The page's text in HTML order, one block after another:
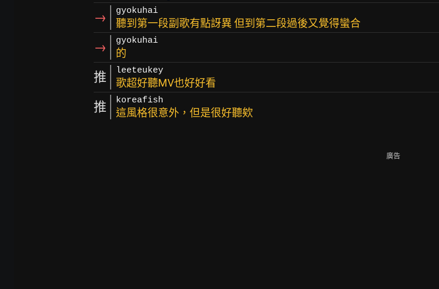
→ gyokuhai
聽到第一段副歌有點訝異 但到第二段過後又覺得蠻合
→ gyokuhai
的
推 leeteukey
歌超好聽MV也好好看
推 koreafish
這風格很意外，但是很好聽欸
廣告